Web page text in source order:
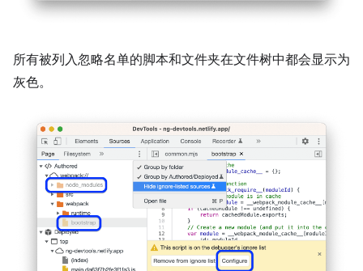
所有被列入忽略名单的脚本和文件夹在文件树中都会显示为
灰色。